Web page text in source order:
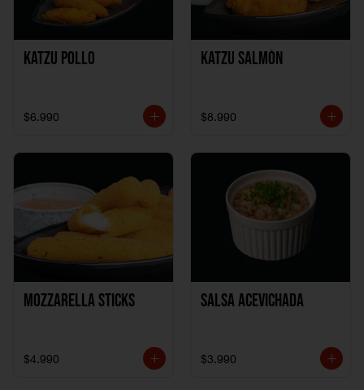
Katzu Pollo
$6.990
Katzu Salmón
$8.990
Mozzarella Sticks
$4.990
Salsa Acevichada
$3.990